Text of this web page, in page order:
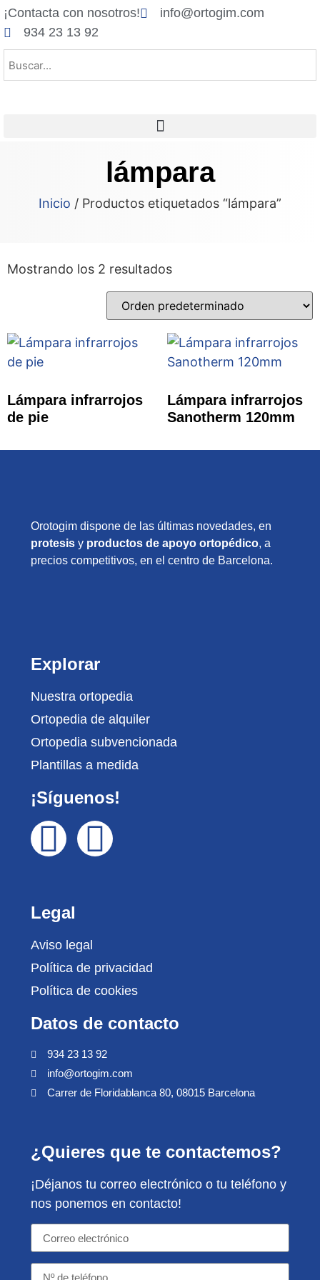
¡Contacta con nosotros!
info@ortogim.com
934 23 13 92
lámpara
Inicio / Productos etiquetados “lámpara”
Mostrando los 2 resultados
Lámpara infrarrojos
de pie
Lámpara infrarrojos
Sanotherm 120mm
Orotogim dispone de las últimas novedades, en
protesis y productos de apoyo ortopédico, a
precios competitivos, en el centro de Barcelona.
Explorar
Nuestra ortopedia
Ortopedia de alquiler
Ortopedia subvencionada
Plantillas a medida
¡Síguenos!
Legal
Aviso legal
Política de privacidad
Política de cookies
Datos de contacto
934 23 13 92
info@ortogim.com
Carrer de Floridablanca 80, 08015 Barcelona
¿Quieres que te contactemos?
¡Déjanos tu correo electrónico o tu teléfono y
nos ponemos en contacto!